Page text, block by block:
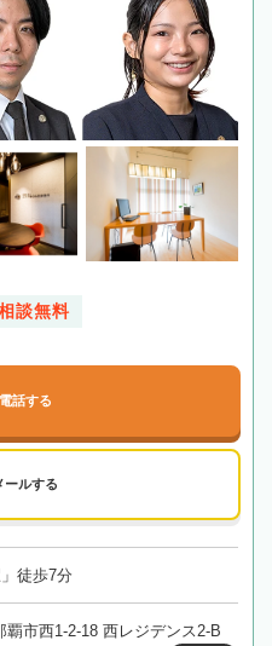
談無料
電話する
ールする
徒歩7分
覇市西1-2-18 西レジデンス2-B